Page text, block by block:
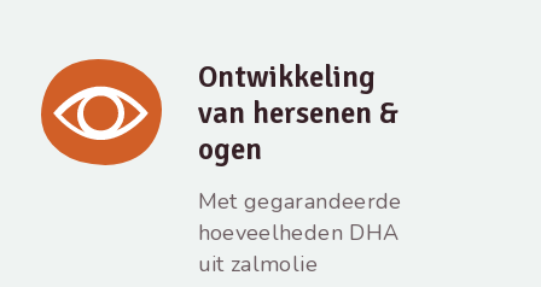
Ontwikkeling
van hersenen &
ogen
Met gegarandeerde
hoeveelheden DHA
uit zalmolie